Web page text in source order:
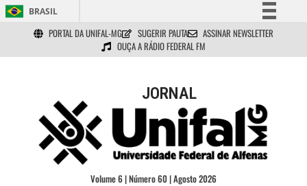
BRASIL
Simplifique!
Comunica BR
Acesso à informação
Legislação
Canais
PORTAL DA UNIFAL-MG SUGERIR PAUTA
ASSINAR NEWSLETTER
OUÇA A RÁDIO FEDERAL FM
JORNAL
Volume 6 | Número 60 | Agosto 2026